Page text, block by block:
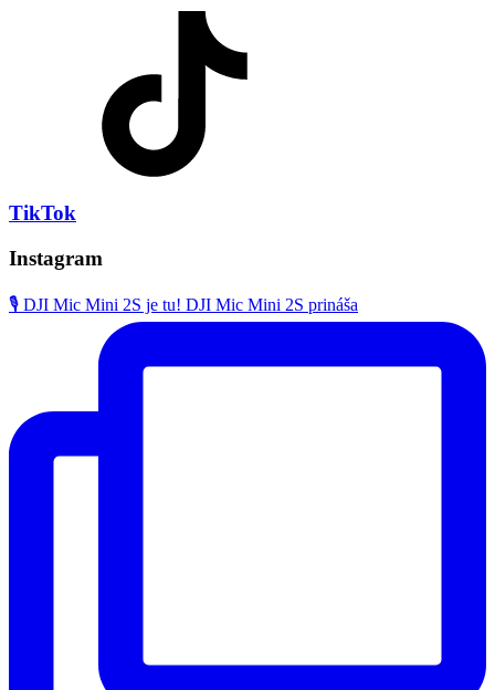
TikTok
Instagram
🎙️ DJI Mic Mini 2S je tu! DJI Mic Mini 2S prináša